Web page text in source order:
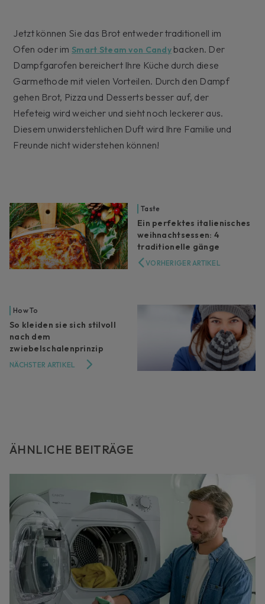
Jetzt können Sie das Brot entweder traditionell im
Ofen oder imSmart Steam von Candybacken. Der
Dampfgarofen bereichert Ihre Küche durch diese
Garmethode mit vielen Vorteilen. Durch den Dampf
gehen Brot, Pizza und Desserts besser auf, der
Hefeteig wird weicher und sieht noch leckerer aus.
Diesem unwiderstehlichen Duft wird Ihre Familie und
Freunde nicht widerstehen können!
ÄHNLICHE BEITRÄGE
Taste
Ein perfektes italienisches
weihnachtsessen: 4
traditionelle gänge
VORHERIGER ARTIKEL
How To
So kleiden sie sich stilvoll
nach dem
zwiebelschalenprinzip
NÄCHSTER ARTIKEL